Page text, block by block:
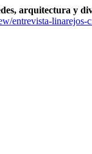
arquitectura y
entrevista-linarejos-